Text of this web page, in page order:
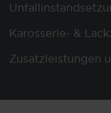
Karosserie- &
Zusatzleistungen